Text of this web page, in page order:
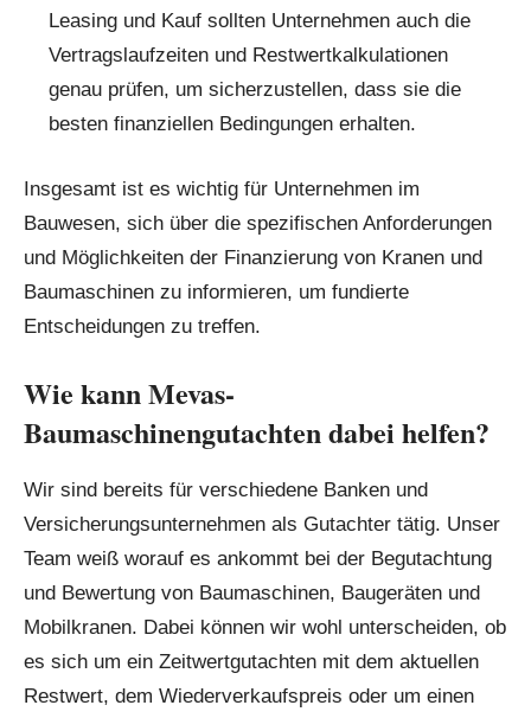
Leasing und Kauf sollten Unternehmen auch die
Vertragslaufzeiten und Restwertkalkulationen
genau prüfen, um sicherzustellen, dass sie die
besten finanziellen Bedingungen erhalten.
Insgesamt ist es wichtig für Unternehmen im
Bauwesen, sich über die spezifischen Anforderungen
und Möglichkeiten der Finanzierung von Kranen und
Baumaschinen zu informieren, um fundierte
Entscheidungen zu treffen.
Wie kann Mevas-
Baumaschinengutachten dabei helfen?
Wir sind bereits für verschiedene Banken und
Versicherungsunternehmen als Gutachter tätig. Unser
Team weiß worauf es ankommt bei der Begutachtung
und Bewertung von Baumaschinen, Baugeräten und
Mobilkranen. Dabei können wir wohl unterscheiden, ob
es sich um ein Zeitwertgutachten mit dem aktuellen
Restwert, dem Wiederverkaufspreis oder um einen